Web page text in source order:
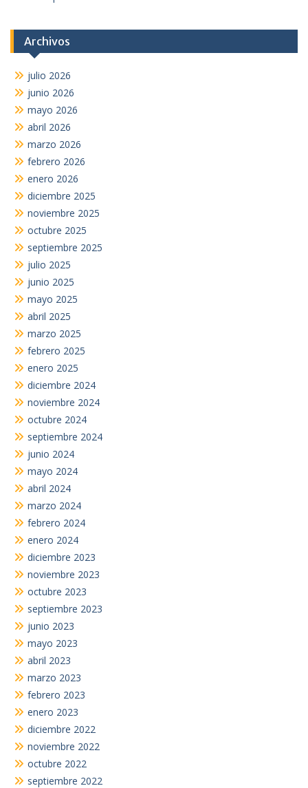
Archivos
julio 2026
junio 2026
mayo 2026
abril 2026
marzo 2026
febrero 2026
enero 2026
diciembre 2025
noviembre 2025
octubre 2025
septiembre 2025
julio 2025
junio 2025
mayo 2025
abril 2025
marzo 2025
febrero 2025
enero 2025
diciembre 2024
noviembre 2024
octubre 2024
septiembre 2024
junio 2024
mayo 2024
abril 2024
marzo 2024
febrero 2024
enero 2024
diciembre 2023
noviembre 2023
octubre 2023
septiembre 2023
junio 2023
mayo 2023
abril 2023
marzo 2023
febrero 2023
enero 2023
diciembre 2022
noviembre 2022
octubre 2022
septiembre 2022